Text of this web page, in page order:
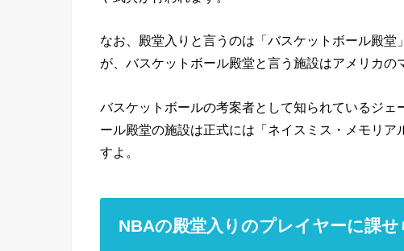
なお、殿堂入りと言うのは「バスケットボール殿
が、バスケットボール殿堂と言う施設はアメリカの
バスケットボールの考案者として知られているジ
ール殿堂の施設は正式には「ネイスミス・メモリ
すよ。
NBAの殿堂入りのプレイヤーに課せ